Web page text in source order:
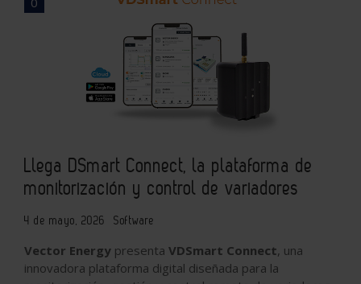
Llega DSmart Connect, la plataforma de
monitorización y control de variadores
4 de mayo, 2026 Software
Vector Energy presenta VDSmart Connect, una
innovadora plataforma digital diseñada para la